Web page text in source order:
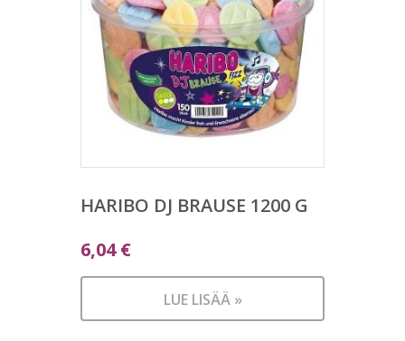
HARIBO DJ BRAUSE 1200 G
6,04€
LUE LISÄÄ »